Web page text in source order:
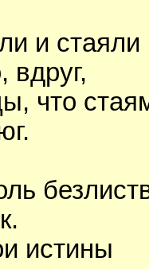
и стаяли
вдруг,
что
истины